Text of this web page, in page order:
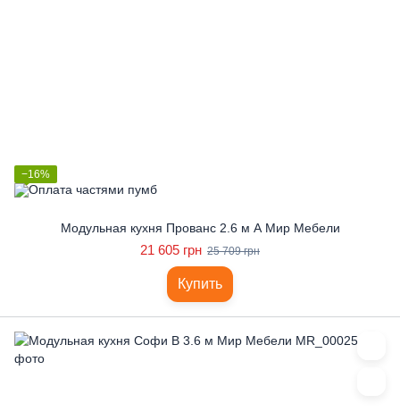
−16%
Модульная кухня Прованс 2.6 м А Мир Мебели
21 605 грн 25 709 грн
Купить